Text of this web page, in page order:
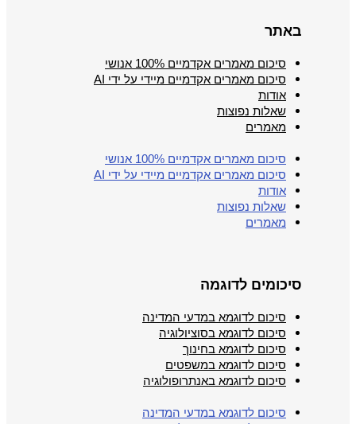
באתר
סיכום מאמרים אקדמיים 100% אנושי
סיכום מאמרים אקדמיים מיידי על ידי AI
אודות
שאלות נפוצות
מאמרים
סיכום מאמרים אקדמיים 100% אנושי
סיכום מאמרים אקדמיים מיידי על ידי AI
אודות
שאלות נפוצות
מאמרים
סיכומים לדוגמה
סיכום לדוגמא במדעי המדינה
סיכום לדוגמא בסוציולוגיה
סיכום לדוגמא בחינוך
סיכום לדוגמא במשפטים
סיכום לדוגמא באנתרופולוגיה
סיכום לדוגמא במדעי המדינה